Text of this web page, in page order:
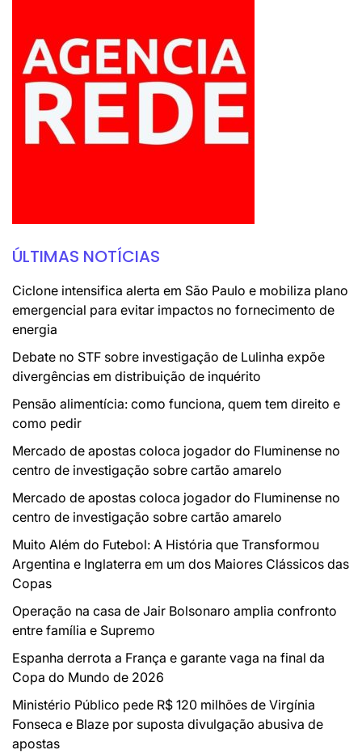
ÚLTIMAS NOTÍCIAS
Ciclone intensifica alerta em São Paulo e mobiliza plano
emergencial para evitar impactos no fornecimento de
energia
Debate no STF sobre investigação de Lulinha expõe
divergências em distribuição de inquérito
Pensão alimentícia: como funciona, quem tem direito e
como pedir
Mercado de apostas coloca jogador do Fluminense no
centro de investigação sobre cartão amarelo
Mercado de apostas coloca jogador do Fluminense no
centro de investigação sobre cartão amarelo
Muito Além do Futebol: A História que Transformou
Argentina e Inglaterra em um dos Maiores Clássicos das
Copas
Operação na casa de Jair Bolsonaro amplia confronto
entre família e Supremo
Espanha derrota a França e garante vaga na final da
Copa do Mundo de 2026
Ministério Público pede R$ 120 milhões de Virgínia
Fonseca e Blaze por suposta divulgação abusiva de
apostas